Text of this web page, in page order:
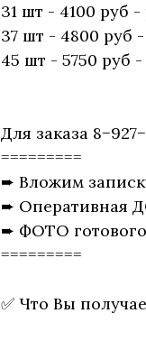
31 шт - 4100 руб
37 шт - 4800 руб
45 шт - 5750 руб
Для заказа
=========
➨ Вложим
➨ Оперативная
➨ ФОТО готового
=========
✅ Что Вы